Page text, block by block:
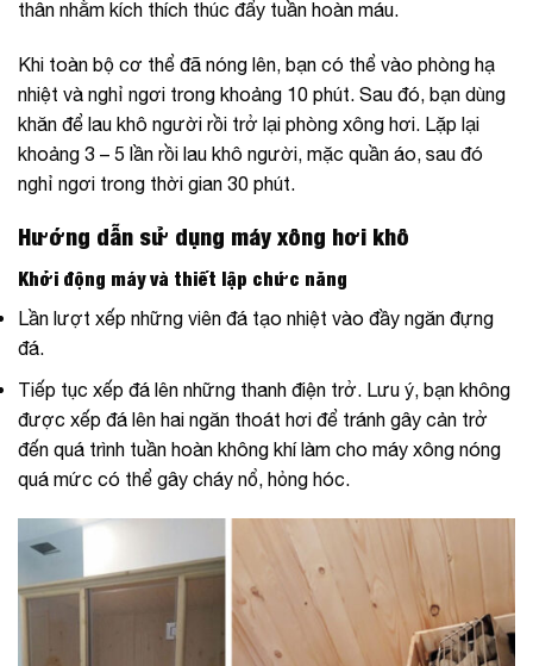
thân nhằm kích thích thúc đẩy tuần hoàn máu.
Khi toàn bộ cơ thể đã nóng lên, bạn có thể vào phòng hạ
nhiệt và nghỉ ngơi trong khoảng 10 phút. Sau đó, bạn dùng
khăn để lau khô người rồi trở lại phòng xông hơi. Lặp lại
khoảng 3 – 5 lần rồi lau khô người, mặc quần áo, sau đó
nghỉ ngơi trong thời gian 30 phút.
Hướng dẫn sử dụng máy xông hơi khô
Khởi động máy và thiết lập chức năng
Lần lượt xếp những viên đá tạo nhiệt vào đầy ngăn đựng
đá.
Tiếp tục xếp đá lên những thanh điện trở. Lưu ý, bạn không
được xếp đá lên hai ngăn thoát hơi để tránh gây cản trở
đến quá trình tuần hoàn không khí làm cho máy xông nóng
quá mức có thể gây cháy nổ, hỏng hóc.